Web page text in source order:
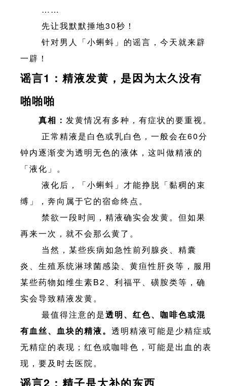
……
先让我默默捶地30秒！
针对男人「小蝌蚪」的谣言，今天就来辟
一辟！
谣言1：精液发黄，是因为太久没有
啪啪啪
真相： 发黄情况有多种，有症状的要重视。
正常精液是白色或乳白色，一般会在60分
钟内逐渐变为透明无色的液体，这叫做精液的
「液化」。
液化后，「小蝌蚪」才能挣脱「黏稠的束
缚」，奔向属于它的宿命终点。
禁欲一段时间，精液确实会发黄。但如果
再来一次，就不会那么黄了。
当然，某些疾病如急性前列腺炎、精囊
炎、生殖系统淋球菌感染、黄疸性肝炎等，服用
某些药物如维生素B2、利福平、磺胺类等，确
实会导致精液发黄。
最值得注意的是透明、红色、咖啡色或混
有血丝、血块的精液。 透明精液可能是少精症或
无精症的表现；红色或咖啡色，可能是出血的表
现，要及时去医院。